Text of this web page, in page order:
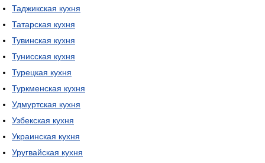
Таджикская кухня
Татарская кухня
Тувинская кухня
Тунисская кухня
Турецкая кухня
Туркменская кухня
Удмуртская кухня
Узбекская кухня
Украинская кухня
Уругвайская кухня